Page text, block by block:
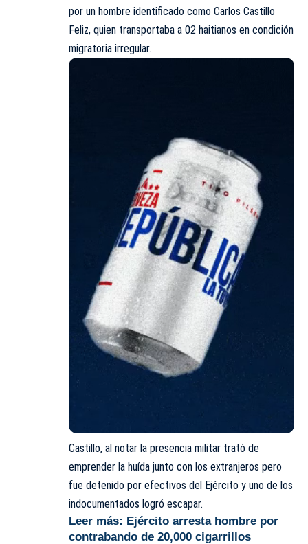
por un hombre identificado como Carlos Castillo
Feliz, quien transportaba a 02 haitianos en condición
migratoria irregular.
Castillo, al notar la presencia militar trató de
emprender la huída junto con los extranjeros pero
fue detenido por efectivos del Ejército y uno de los
indocumentados logró escapar.
Leer más: Ejército arresta hombre por
contrabando de 20,000 cigarrillos